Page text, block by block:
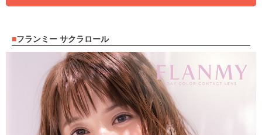
フランミー サクラロール